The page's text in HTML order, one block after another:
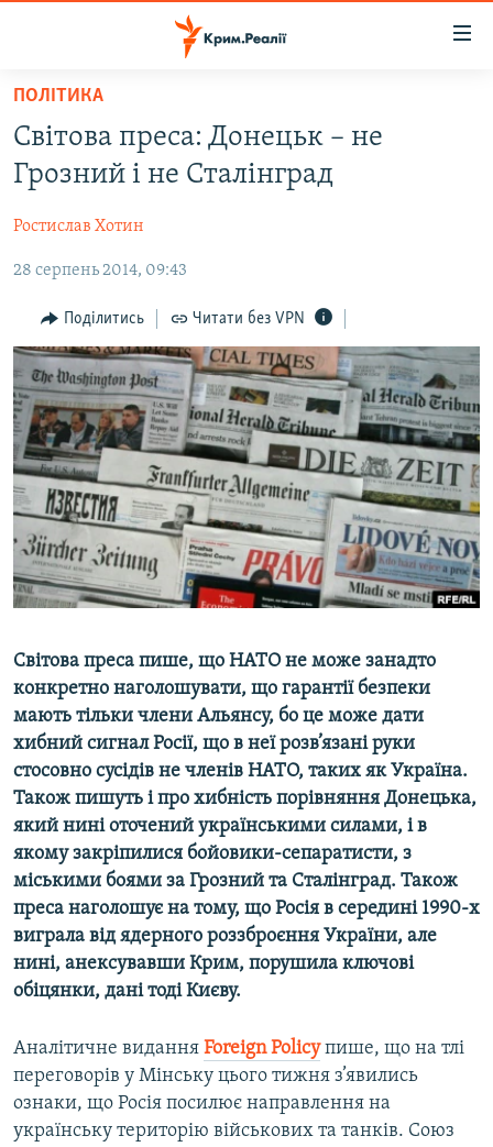
Перейти
основного
матеріалу
Перейти
до
навігації
Перейти
пошуку
ВІДЕО ТА ФОТО
ПОЛІТИКА
БЛОГИ
ПОГЛЯД
ІНТЕРВ'Ю
ВСЕ ЗА ДЕНЬ
СПЕЦПРОЕКТИ
ДЕПОРТАЦІЯ
ВІДЕОУРОКИ «ELIFBE»
СВІДЧЕННЯ ОКУПАЦІЇ
УКРАЇНСЬКА ПРОБЛЕМА КРИМУ
ЯК ОБІЙТИ БЛОКУВАННЯ
Русский
Qırımtatar
Усі сайти RFE/RL
ПОЛІТИКА
Світова преса: Донецьк – не
Грозний і не Сталінград
Ростислав Хотин
28 серпень 2014, 09:43
Поділитись Читати без VPN
Світова преса пише, що НАТО не може занадто
конкретно наголошувати, що гарантії безпеки
мають тільки члени Альянсу, бо це може дати
хибний сигнал Росії, що в неї розв’язані руки
стосовно сусідів не членів НАТО, таких як Україна.
Також пишуть і про хибність порівняння Донецька,
який нині оточений українськими силами, і в
якому закріпилися бойовики-сепаратисти, з
міськими боями за Грозний та Сталінград. Також
преса наголошує на тому, що Росія в середині 1990-х
виграла від ядерного роззброєння України, але
нині, анексувавши Крим, порушила ключові
обіцянки, дані тоді Києву.
Аналітичне видання Foreign Policyпише, що на тлі
переговорів у Мінську цього тижня з’явились
ознаки, що Росія посилює направлення на
українську територію військових та танків. Союз